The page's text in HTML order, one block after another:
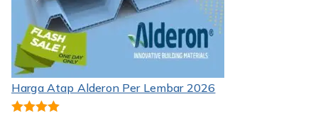
Harga Atap Alderon Per Lembar 2026